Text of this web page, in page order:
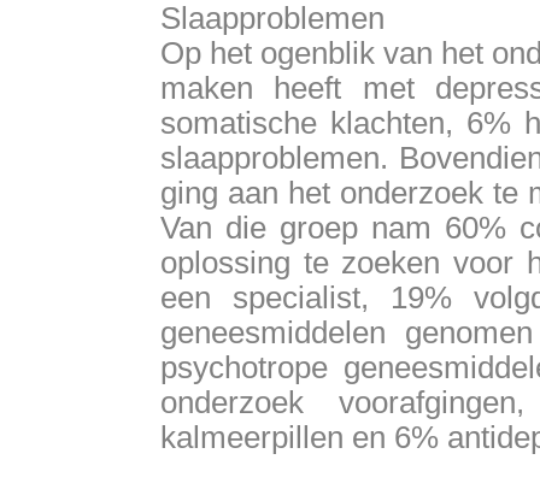
Slaapproblemen
Op het ogenblik van het
maken heeft met
somatische klachten, 6%
slaapproblemen.
ging aan het onderzoek te
Van die groep nam 60%
oplossing te zoeken voor
een specialist, 19%
geneesmiddelen
psychotrope
onderzoek
kalmeerpillen en 6%